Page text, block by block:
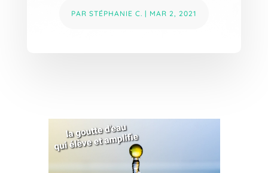
PAR STÉPHANIE C. | MAR 2, 2021